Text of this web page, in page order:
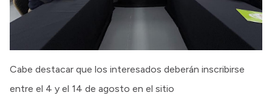
Cabe destacar que los interesados deberán inscribirse
entre el 4 y el 14 de agosto en el sitio